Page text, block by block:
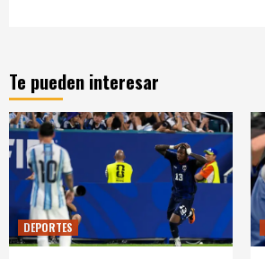
Te pueden interesar
DEPORTES